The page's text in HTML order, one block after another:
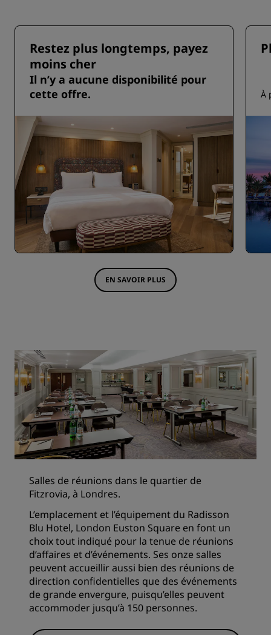
Restez plus longtemps, payez
moins cher
Il n’y a aucune disponibilité pour
cette offre.
À
EN SAVOIR PLUS
Salles de réunions dans le quartier de
Fitzrovia, à Londres.
L’emplacement et l’équipement du Radisson
Blu Hotel, London Euston Square en font un
choix tout indiqué pour la tenue de réunions
d’affaires et d’événements. Ses onze salles
peuvent accueillir aussi bien des réunions de
direction confidentielles que des événements
de grande envergure, puisqu’elles peuvent
accommoder jusqu’à 150 personnes.